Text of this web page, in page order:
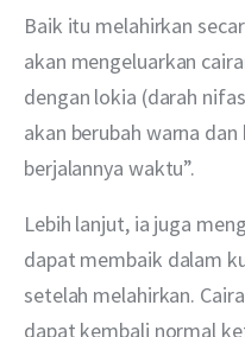
Baik itu melahirkan
akan mengeluarkan
dengan lokia (darah
akan berubah warna
berjalannya waktu”.
Lebih lanjut, ia juga
dapat membaik dalam
setelah melahirkan.
dapat kembali normal